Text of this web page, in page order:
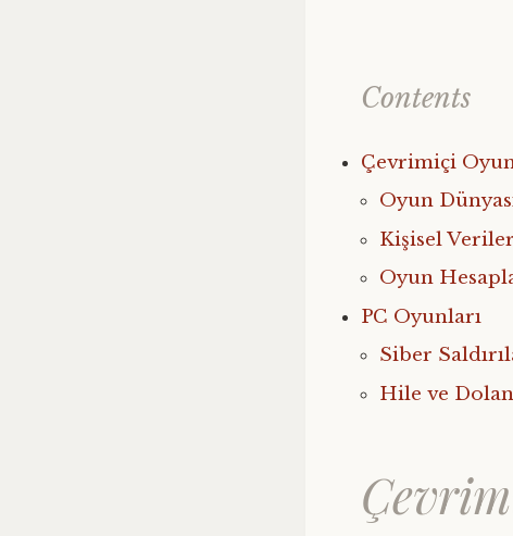
Contents
Çevrimiçi
Oyun
Kişisel
Oyun
PC Oyunları
Siber
Hile ve